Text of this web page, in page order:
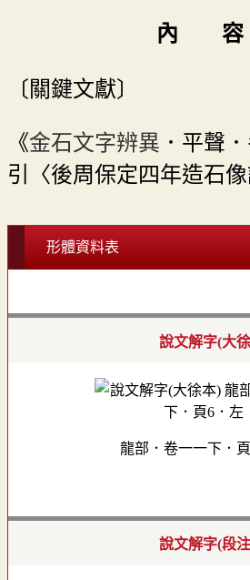
內 容
〔關鍵文獻〕
《金石文字辨異 ．平聲
引〈後周保定四年造石像
形體資料表
說文解字(大
龍部．卷一一下．
說文解字(段